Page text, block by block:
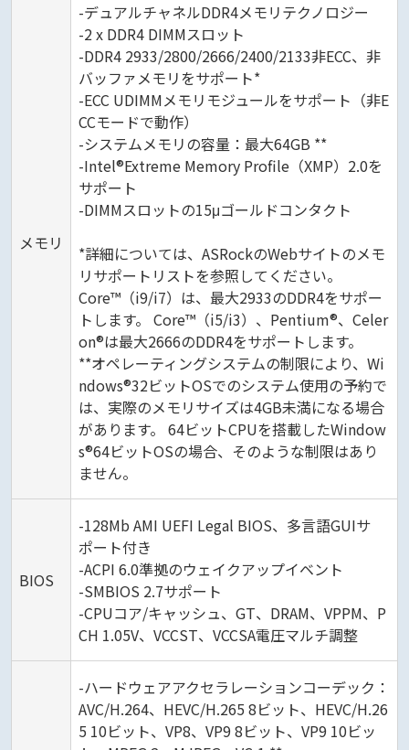
メモリ
-デュアルチャネルDDR4メモリテクノロジー
-2 x DDR4 DIMMスロット
-DDR4 2933/2800/2666/2400/2133非ECC、非
バッファメモリをサポート*
-ECC UDIMMメモリモジュールをサポート（非E
CCモードで動作）
-システムメモリの容量：最大64GB **
-Intel®Extreme Memory Profile（XMP）2.0を
サポート
-DIMMスロットの15μゴールドコンタクト
*詳細については、ASRockのWebサイトのメモ
リサポートリストを参照してください。
Core™（i9/i7）は、最大2933のDDR4をサポー
トします。 Core™（i5/i3）、Pentium®、Celer
on®は最大2666のDDR4をサポートします。
**オペレーティングシステムの制限により、Wi
ndows®32ビットOSでのシステム使用の予約で
は、実際のメモリサイズは4GB未満になる場合
があります。 64ビットCPUを搭載したWindow
s®64ビットOSの場合、そのような制限はあり
ません。
BIOS
-128Mb AMI UEFI Legal BIOS、多言語GUIサ
ポート付き
-ACPI 6.0準拠のウェイクアップイベント
-SMBIOS 2.7サポート
-CPUコア/キャッシュ、GT、DRAM、VPPM、P
CH 1.05V、VCCST、VCCSA電圧マルチ調整
-ハードウェアアクセラレーションコーデック：
AVC/H.264、HEVC/H.265 8ビット、HEVC/H.26
5 10ビット、VP8、VP9 8ビット、VP9 10ビッ